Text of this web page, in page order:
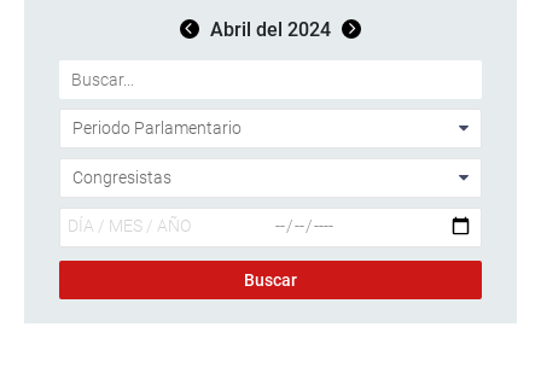
Abril del 2024